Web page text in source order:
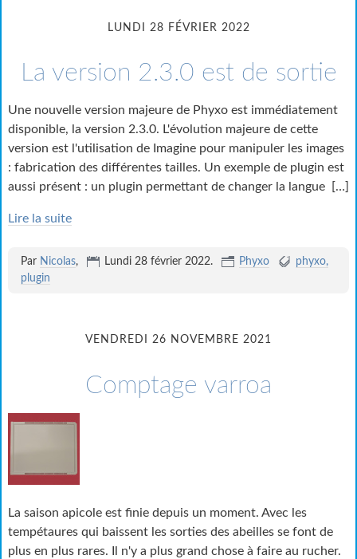
LUNDI 28 FÉVRIER 2022
La version 2.3.0 est de sortie
Une nouvelle version majeure de Phyxo est immédiatement
disponible, la version 2.3.0. L'évolution majeure de cette
version est l'utilisation de Imagine pour manipuler les images
: fabrication des différentes tailles. Un exemple de plugin est
aussi présent : un plugin permettant de changer la langue
[…]
Lire la suite
Par Nicolas, Lundi 28 février 2022. Phyxo
phyxo
plugin
VENDREDI 26 NOVEMBRE 2021
Comptage varroa
La saison apicole est finie depuis un moment. Avec les
tempétaures qui baissent les sorties des abeilles se font de
plus en plus rares. Il n'y a plus grand chose à faire au rucher.